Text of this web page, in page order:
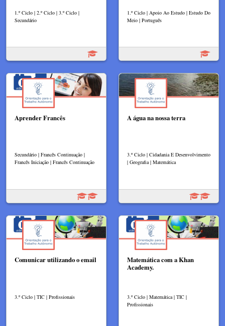
1.º Ciclo | 2.º Ciclo | 3.º Ciclo |
Secundário
1.º Ciclo | Apoio Ao Estudo | Estudo Do
Meio | Português
Aprender Francês
Secundário | Francês Continuação |
Francês Iniciação | Francês Continuação
A água na nossa terra
3.º Ciclo | Cidadania E Desenvolvimento
| Geografia | Matemática
Comunicar utilizando o email
3.º Ciclo | TIC | Profissionais
Matemática com a Khan
Academy.
3.º Ciclo | Matemática | TIC |
Profissionais